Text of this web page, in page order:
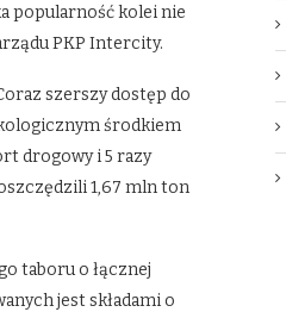
popularność kolei nie
PKP Intercity.
szerszy dostęp do
środkiem
drogowy i 5 razy
1,67 mln ton
taboru o łącznej
jest składami o